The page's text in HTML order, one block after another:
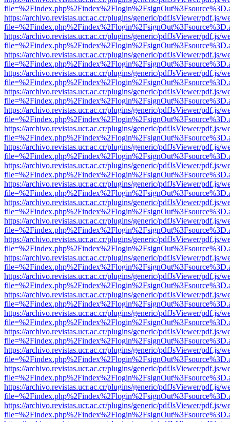
https://archivo.revistas.ucr.ac.cr/plugins/generic/pdfJsViewer/pdf.js/
https://archivo.revistas.ucr.ac.cr/plugins/generic/pdfJsViewer/pdf.js/
https://archivo.revistas.ucr.ac.cr/plugins/generic/pdfJsViewer/pdf.js/
https://archivo.revistas.ucr.ac.cr/plugins/generic/pdfJsViewer/pdf.js/
https://archivo.revistas.ucr.ac.cr/plugins/generic/pdfJsViewer/pdf.js/
https://archivo.revistas.ucr.ac.cr/plugins/generic/pdfJsViewer/pdf.js/
https://archivo.revistas.ucr.ac.cr/plugins/generic/pdfJsViewer/pdf.js/
https://archivo.revistas.ucr.ac.cr/plugins/generic/pdfJsViewer/pdf.js/
https://archivo.revistas.ucr.ac.cr/plugins/generic/pdfJsViewer/pdf.js/
https://archivo.revistas.ucr.ac.cr/plugins/generic/pdfJsViewer/pdf.js/
https://archivo.revistas.ucr.ac.cr/plugins/generic/pdfJsViewer/pdf.js/
https://archivo.revistas.ucr.ac.cr/plugins/generic/pdfJsViewer/pdf.js/
https://archivo.revistas.ucr.ac.cr/plugins/generic/pdfJsViewer/pdf.js/
https://archivo.revistas.ucr.ac.cr/plugins/generic/pdfJsViewer/pdf.js/
https://archivo.revistas.ucr.ac.cr/plugins/generic/pdfJsViewer/pdf.js/
https://archivo.revistas.ucr.ac.cr/plugins/generic/pdfJsViewer/pdf.js/
https://archivo.revistas.ucr.ac.cr/plugins/generic/pdfJsViewer/pdf.js/
https://archivo.revistas.ucr.ac.cr/plugins/generic/pdfJsViewer/pdf.js/
https://archivo.revistas.ucr.ac.cr/plugins/generic/pdfJsViewer/pdf.js/
https://archivo.revistas.ucr.ac.cr/plugins/generic/pdfJsViewer/pdf.js/
https://archivo.revistas.ucr.ac.cr/plugins/generic/pdfJsViewer/pdf.js/
https://archivo.revistas.ucr.ac.cr/plugins/generic/pdfJsViewer/pdf.js/